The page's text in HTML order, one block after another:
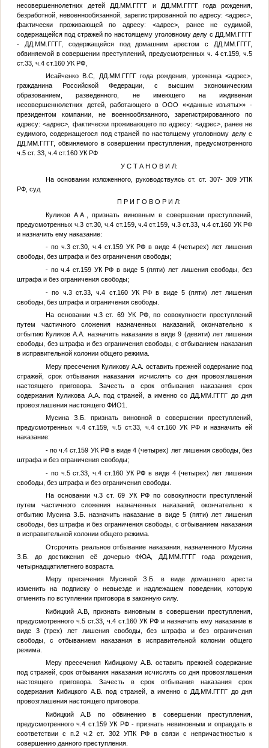
несовершеннолетних детей ДД.ММ.ГГГГ и ДД.ММ.ГГГГгода рождения,
безработной, невоеннообязанной, зарегистрированной по адресу:<адрес>
фактически проживающей по адресу: <адрес>, ранее не судимой,
содержащейся под стражей по настоящему уголовному делу с ДД.ММ.ГГГГ
- ДД.ММ.ГГГГ, содержащейся под домашним арестом с ДД.ММ.ГГГГ,
обвиняемой в совершении преступлений, предусмотренных ч. 4 ст.159, ч.5
ст.33, ч.4 ст.160 УК РФ,
Исайченко В.С
ДД.ММ.ГГГГгода рождения, уроженца<адрес>
гражданина Российской Федерации, с высшим экономическим
образованием, разведенного, не имеющего на иждивении
несовершеннолетних детей, работающего в ООО «<данные изъяты>» -
президентом компании, не военнообязанного, зарегистрированного по
адресу:<адрес> , фактически проживающего по адресу: <адрес>, ранее не
судимого, содержащегося под стражей по настоящему уголовному делу с
ДД.ММ.ГГГГ, обвиняемого в совершении преступления, предусмотренного
ч.5 ст. 33, ч.4 ст.160 УК РФ
У С Т А Н О В И Л:
На основании изложенного, руководствуясь ст. ст. 307- 309 УПК
РФ, суд
П Р И Г О В О Р И Л:
Куликов А.А.
, признать виновным в совершении преступлений,
предусмотренных ч.3 ст.30, ч.4 ст.159, ч.4 ст.159, ч.3 ст.33, ч.4 ст.160 УК РФ
и назначить ему наказание:
- по ч.3 ст.30, ч.4 ст.159 УК РФ в виде 4 (четырех) лет лишения
свободы, без штрафа и без ограничения свободы;
- по ч.4 ст.159 УК РФ в виде 5 (пяти) лет лишения свободы, без
штрафа и без ограничения свободы;
- по ч.3 ст.33, ч.4 ст.160 УК РФ в виде 5 (пяти) лет лишения
свободы, без штрафа и ограничения свободы.
На основании ч.3 ст. 69 УК РФ, по совокупности преступлений
путем частичного сложения назначенных наказаний, окончательно к
отбытиюКуликов А.А.
назначить наказание в виде 9 (девяти) лет лишения
свободы, без штрафа и без ограничения свободы, с отбыванием наказания
в исправительной колонии общего режима.
Меру пресечения Куликову А.А. оставить прежней содержание под
стражей, срок отбывания наказания исчислять со дня провозглашения
настоящего приговора. Зачесть в срок отбывания наказания срок
содержания Куликова А.А. под стражей, а именно со ДД.ММ.ГГГГ до дня
провозглашения настоящего ФИО1
Мусина З.Б.
признать виновной в совершении преступлений,
предусмотренных ч.4 ст.159, ч.5 ст.33, ч.4 ст.160 УК РФ и назначить ей
наказание:
- по ч.4 ст.159 УК РФ в виде 4 (четырех) лет лишения свободы, без
штрафа и без ограничения свободы;
- по ч.5 ст.33, ч.4 ст.160 УК РФ в виде 4 (четырех) лет лишения
свободы, без штрафа и без ограничения свободы.
На основании ч.3 ст. 69 УК РФ по совокупности преступлений
путем частичного сложения назначенных наказаний, окончательно к
отбытию Мусина З.Б.
назначить наказание в виде 5 (пяти) лет лишения
свободы, без штрафа и без ограничения свободы, с отбыванием наказания
в исправительной колонии общего режима.
Отсрочить реальное отбывание наказания, назначенногоМусина
З.Б.
до достижения её дочерьюФЮА ДД.ММ.ГГГГ года рождения,
четырнадцатилетнего возраста.
Меру пресечения Мусиной З.Б. в виде домашнего ареста
изменить на подписку о невыезде и надлежащем поведении, которую
отменить по вступлении приговора в законную силу.
Кибицкий А.В , признать виновным в совершении преступления,
предусмотренного ч.5 ст.33, ч.4 ст.160 УК РФ и назначить ему наказание в
виде 3 (трех) лет лишения свободы, без штрафа и без ограничения
свободы, с отбыванием наказания в исправительной колонии общего
режима.
Меру пресечения Кибицкому А.В. оставить прежней содержание
под стражей, срок отбывания наказания исчислять со дня провозглашения
настоящего приговора. Зачесть в срок отбывания наказания срок
содержания Кибицкого А.В. под стражей, а именно сДД.ММ.ГГГГ до дня
провозглашения настоящего приговора.
Кибицкий А.В по обвинению в совершении преступления,
предусмотренного ч.4 ст.159 УК РФ - признать невиновным и оправдать в
соответствии с п.2 ч.2 ст. 302 УПК РФ в связи с непричастностью к
совершению данного преступления.